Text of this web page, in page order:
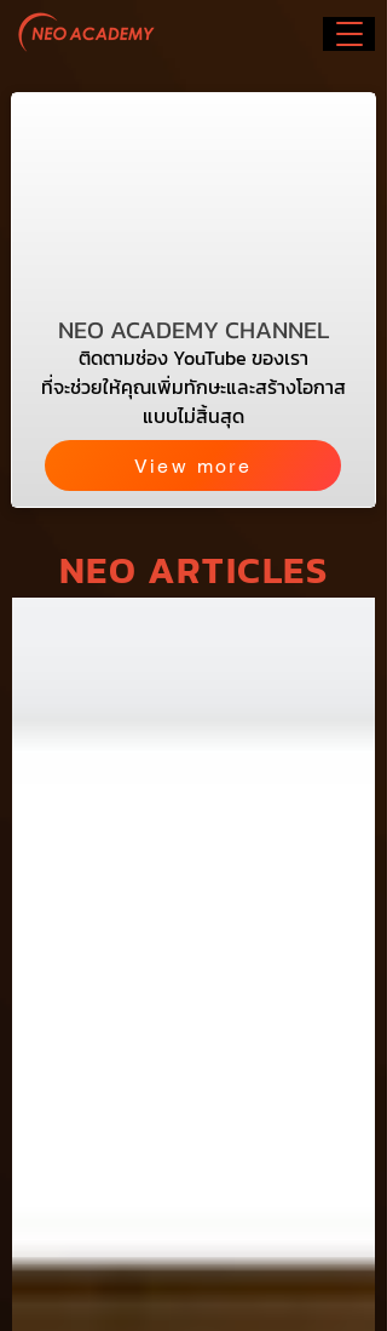
NEO ACADEMY CHANNEL
ติดตามช่อง YouTube ของเรา
ที่จะช่วยให้คุณเพิ่มทักษะและสร้างโอกาส
แบบไม่สิ้นสุด
View more
NEO ARTICLES